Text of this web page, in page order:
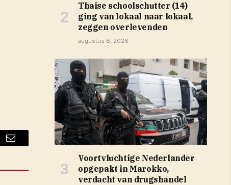
Email
Thaise schoolschutter (14)
ging van lokaal naar lokaal,
zeggen overlevenden
augustus 8, 2026
Voortvluchtige Nederlander
opgepakt in Marokko,
verdacht van drugshandel